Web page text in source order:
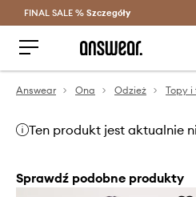
Oszczędzaj z
FINAL SALE % Szczegóły
Answear Ona Odzież Topy
Ten produkt jest aktualnie
Sprawdź podobne produkty